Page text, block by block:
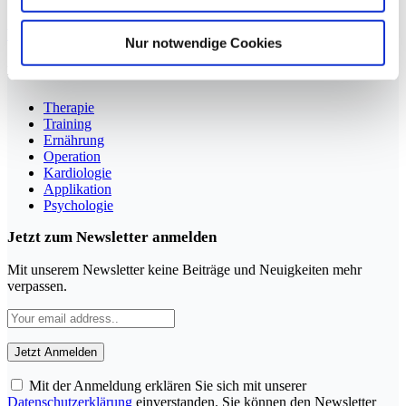
Nur notwendige Cookies
Rubriken
Therapie
Training
Ernährung
Operation
Kardiologie
Applikation
Psychologie
Jetzt zum Newsletter anmelden
Mit unserem Newsletter keine Beiträge und Neuigkeiten mehr
verpassen.
Mit der Anmeldung erklären Sie sich mit unserer
Datenschutzerklärung einverstanden. Sie können den Newsletter